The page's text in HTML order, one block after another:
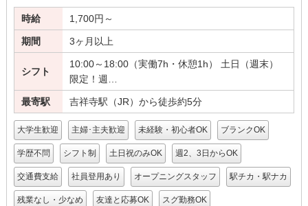
時給 1,700円～
期間 3ヶ月以上
シフト
10:00～18:00（実働7h・休憩1h） 土日（週末）
限定！週…
最寄駅 吉祥寺駅（JR）から徒歩約5分
大学生歓迎 主婦･主夫歓迎 未経験・初心者OK ブランクOK
学歴不問 シフト制 土日祝のみOK 週2、3日からOK
交通費支給 社員登用あり オープニングスタッフ 駅チカ・駅ナカ
残業なし・少なめ 友達と応募OK スグ勤務OK